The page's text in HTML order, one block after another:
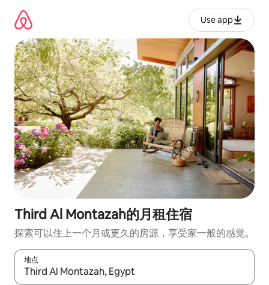
Use app
Third Al Montazah的月租住宿
探索可以住上一个月或更久的房源，享受家一般的感觉。
地点
如有搜索结果，请使用上下方向键查看，或通过点击或滑动手势